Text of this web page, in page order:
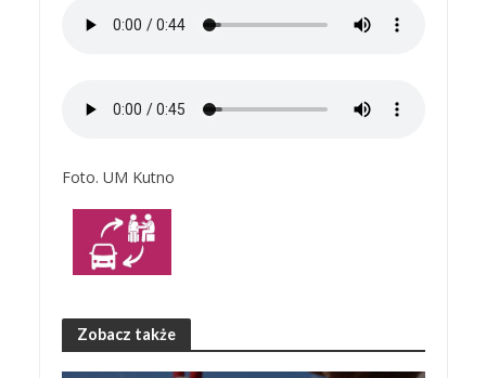
Foto. UM Kutno
Zobacz także